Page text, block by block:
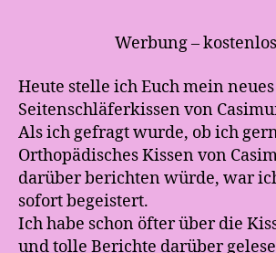
Werbung –
Heute stelle ich Euch mein neues
Seitenschläferkissen von
Als ich gefragt wurde, ob ich
Orthopädisches Kissen von
darüber berichten würde, war
sofort begeistert.
Ich habe schon öfter über die
und tolle Berichte darüber